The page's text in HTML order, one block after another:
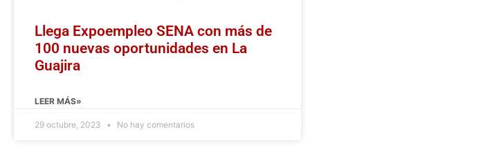
Llega Expoempleo SENA con más de
100 nuevas oportunidades en La
Guajira
LEER MÁS»
29 octubre, 2023 No hay comentarios